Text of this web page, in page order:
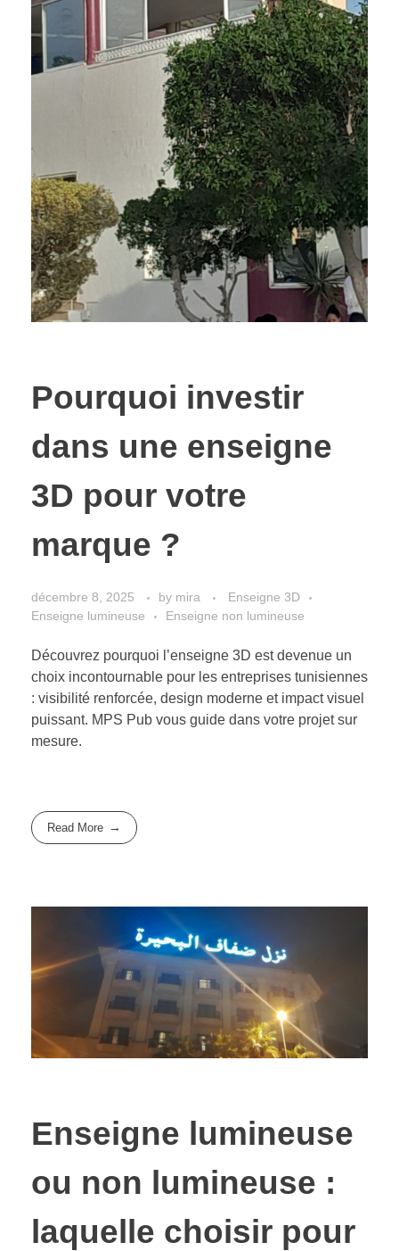
Pourquoi investir
dans une enseigne
3D pour votre
marque ?
décembre 8, 2025 by mira
Enseigne 3D
Enseigne lumineuse
Enseigne non lumineuse
Découvrez pourquoi l’enseigne 3D est devenue un
choix incontournable pour les entreprises tunisiennes
: visibilité renforcée, design moderne et impact visuel
puissant. MPS Pub vous guide dans votre projet sur
mesure.
Read More
Enseigne lumineuse
ou non lumineuse :
laquelle choisir pour